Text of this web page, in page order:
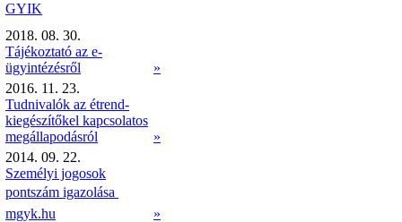
GYIK
2018. 08. 30.
Tájékoztató az e-
ügyintézésről
»
2016. 11. 23.
Tudnivalók az étrend-
kiegészítőkel kapcsolatos
megállapodásról
»
2014. 09. 22.
Személyi jogosok
pontszám igazolása 
mgyk.hu
»